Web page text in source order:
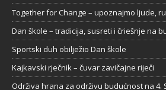
Together for Change – upoznajmo ljude,
Dan škole – tradicija, susreti i čriešnje na
Sportski duh obilježio Dan škole
Kajkavski rječnik – čuvar zavičajne riječi
Održiva hrana za održivu budućnost na